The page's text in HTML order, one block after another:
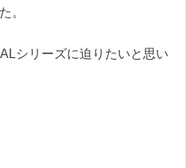
。
シリーズに迫りたいと思い